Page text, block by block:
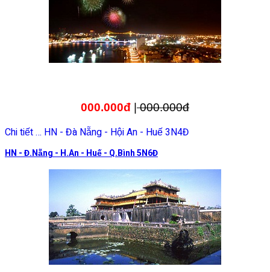
000.000đ 000.000đ
Chi tiết … HN - Đà Nẵng - Hội An - Huế 3N4Đ
HN - Đ.Nẵng - H.An - Huế - Q.Bình 5N6Đ